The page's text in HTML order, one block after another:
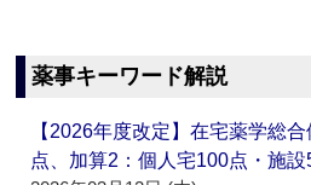
薬事キーワード解説
【2026年度改定】在宅薬学総
点、加算2：個人宅100点・施